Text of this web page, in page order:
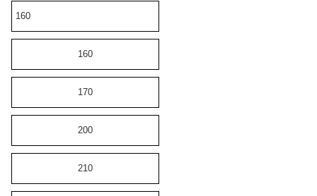
160
160
170
200
210